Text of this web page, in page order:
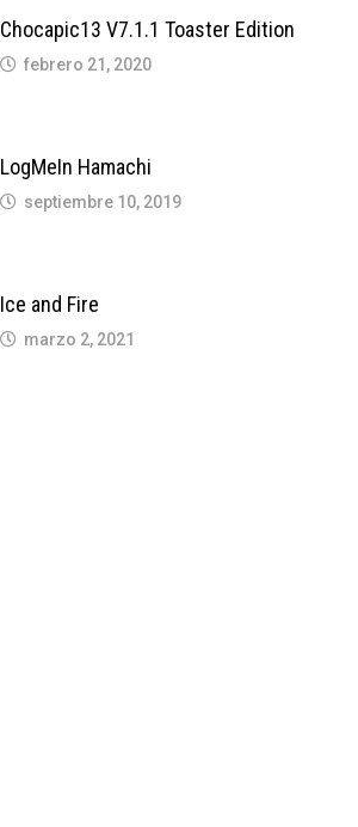
Chocapic13 V7.1.1 Toaster Edition
febrero 21, 2020
LogMeIn Hamachi
septiembre 10, 2019
Ice and Fire
marzo 2, 2021